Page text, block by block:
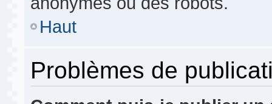
Haut
Problèmes de